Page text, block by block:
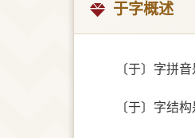
于字概述
〔于〕字拼
〔于〕字结构